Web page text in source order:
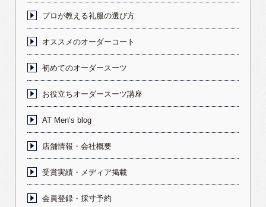
プロが教える礼服の選び方
オススメのオーダーコート
初めてのオーダースーツ
お役立ちオーダースーツ講座
AT Men’s blog
店舗情報・会社概要
受賞実績・メディア掲載
会員登録・採寸予約